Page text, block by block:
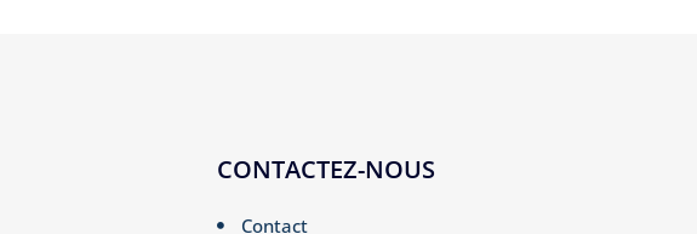
CONTACTEZ-NOUS
Contact